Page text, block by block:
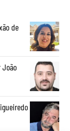
de
João